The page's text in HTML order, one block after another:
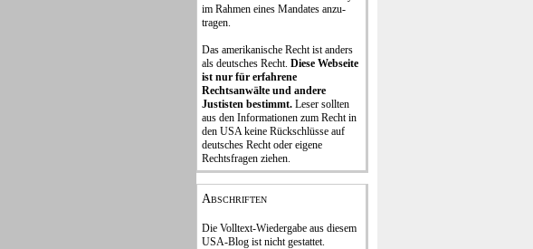
im Rahmen eines Mandates an­zu­
tragen.
Das amerikanische Recht ist anders
als deutsches Recht. Diese Webseite
ist nur für erfahrene
Rechtsanwälte und andere
Justisten be­stimmt. Leser sollten
aus den In­formationen zum Recht in
den USA keine Rückschlüsse auf
deutsches Recht oder eigene
Rechtsfragen ziehen.
Abschriften
Die Volltext-Wiedergabe aus diesem
USA-Blog ist nicht gestattet.